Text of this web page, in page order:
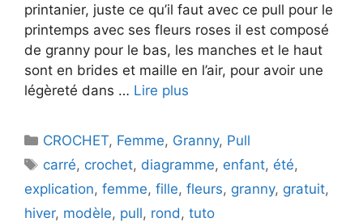
printanier, juste ce qu’il faut avec ce pull pour le
printemps avec ses fleurs roses il est composé
de granny pour le bas, les manches et le haut
sont en brides et maille en l’air, pour avoir une
légèreté dans … Lire plus
Catégories
CROCHET, Femme, Granny, Pull
Étiquettes
carré, crochet, diagramme, enfant, été,
explication, femme, fille, fleurs, granny, gratuit,
hiver, modèle, pull, rond , tuto